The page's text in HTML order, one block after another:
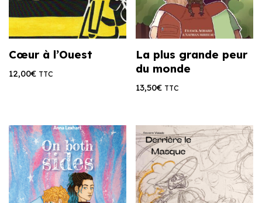
Cœur à l’Ouest
12,00€ TTC
La plus grande peur
du monde
13,50€ TTC